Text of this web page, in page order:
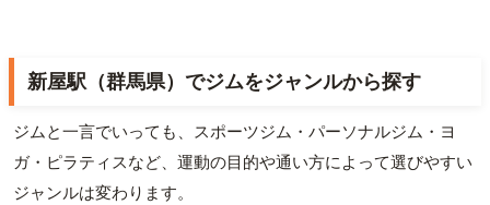
新屋駅（群馬県）でジムをジャンルから探す
ジムと一言でいっても、スポーツジム・パーソナルジム・ヨ
ガ・ピラティスなど、運動の目的や通い方によって選びやすい
ジャンルは変わります。